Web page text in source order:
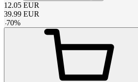
12.05 EUR
39.99 EUR
-70%